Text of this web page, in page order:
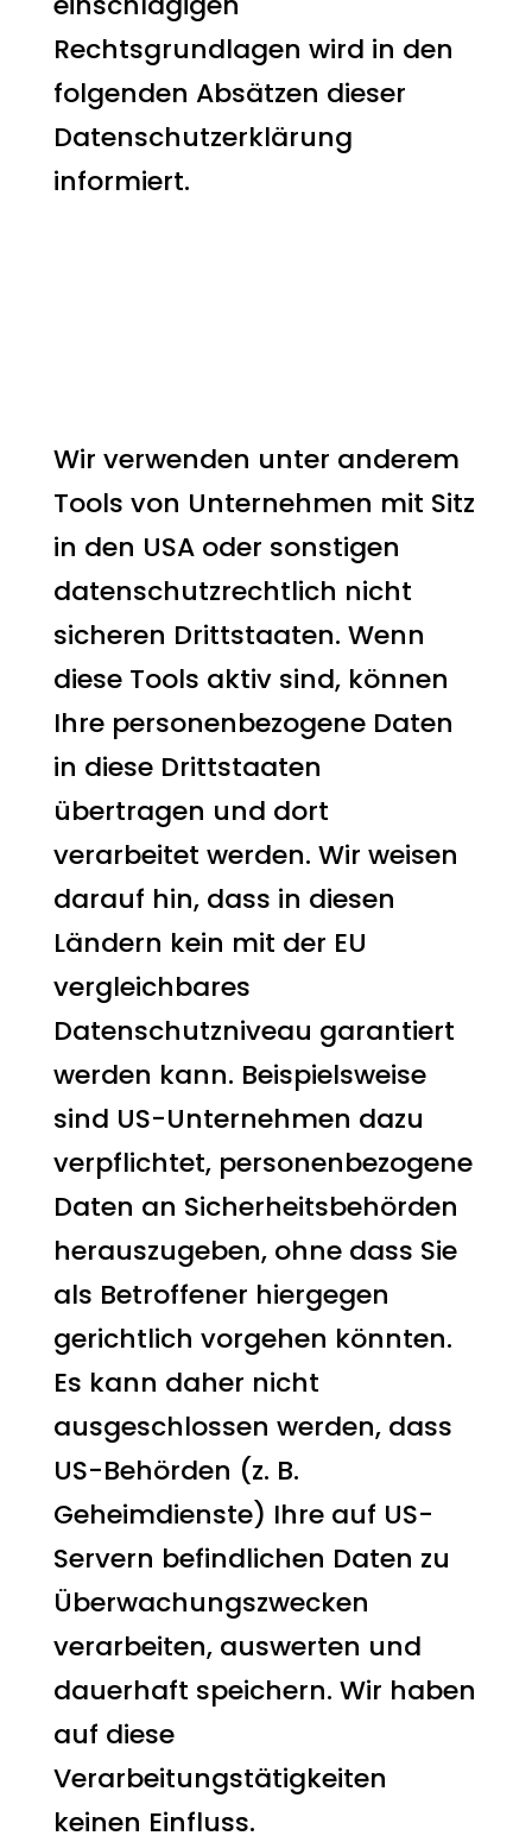
Rechtsgrundlagen wird in den
folgenden Absätzen dieser
Datenschutzerklärung
informiert.
Wir verwenden unter anderem
Tools von Unternehmen mit Sitz
in den USA oder sonstigen
datenschutzrechtlich nicht
sicheren Drittstaaten. Wenn
diese Tools aktiv sind, können
Ihre personenbezogene Daten
in diese Drittstaaten
übertragen und dort
verarbeitet werden. Wir weisen
darauf hin, dass in diesen
Ländern kein mit der EU
vergleichbares
Datenschutzniveau garantiert
werden kann. Beispielsweise
sind US-Unternehmen dazu
verpflichtet, personenbezogene
Daten an Sicherheitsbehörden
herauszugeben, ohne dass Sie
als Betroffener hiergegen
gerichtlich vorgehen könnten.
Es kann daher nicht
ausgeschlossen werden, dass
US-Behörden (z. B.
Geheimdienste) Ihre auf US-
Servern befindlichen Daten zu
Überwachungszwecken
verarbeiten, auswerten und
dauerhaft speichern. Wir haben
auf diese
Verarbeitungstätigkeiten
keinen Einfluss.